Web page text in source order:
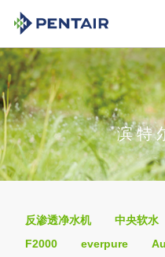
Main
Content
Starts
Here
滨特
反渗透净水机 中央软水
F2000
everpure